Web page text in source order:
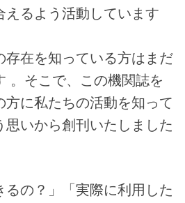
えるよう活動しています
存在を知っている方はまだ
。そこで、この機関誌を
方に私たちの活動を知って
思いから創刊いたしました
るの？」「実際に利用した